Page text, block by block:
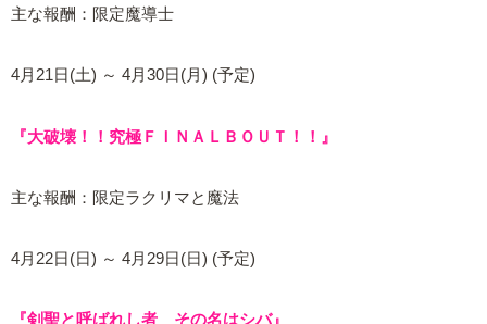
主な報酬：限定魔導士
4月21日(土) ～ 4月30日(月) (予定)
『大破壊！！究極ＦＩＮＡＬＢＯＵＴ！！』
主な報酬：限定ラクリマと魔法
4月22日(日) ～ 4月29日(日) (予定)
『剣聖と呼ばれし者 その名はシバ』